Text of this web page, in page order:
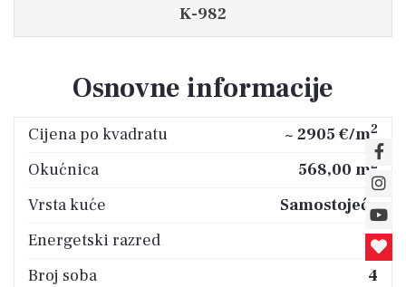
K-982
Osnovne informacije
Cijena po kvadratu ~ 2905 €/m2
Okućnica 568,00 m2
Vrsta kuće
Samostojeća
Energetski razred
A
Broj soba
4